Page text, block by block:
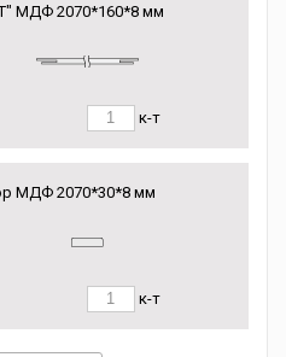
МДФ 2070*160*8 мм
к-т
МДФ 2070*30*8 мм
к-т